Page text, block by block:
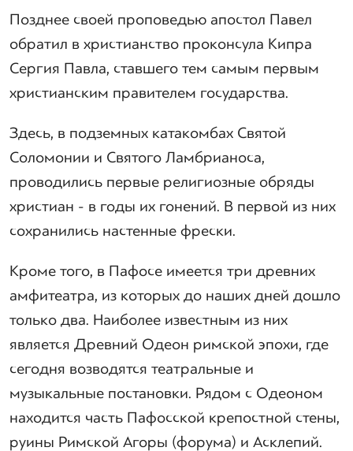
Позднее своей проповедью апостол Павел
обратил в христианство проконсула Кипра
Сергия Павла, ставшего тем самым первым
христианским правителем государства.
Здесь, в подземных катакомбах Святой
Соломонии и Святого Ламбрианоса,
проводились первые религиозные обряды
христиан - в годы их гонений. В первой из них
сохранились настенные фрески.
Кроме того, в Пафосе имеется три древних
амфитеатра, из которых до наших дней дошло
только два. Наиболее известным из них
является Древний Одеон римской эпохи, где
сегодня возводятся театральные и
музыкальные постановки. Рядом с Одеоном
находится часть Пафосской крепостной стены,
руины Римской Агоры (форума) и Асклепий.